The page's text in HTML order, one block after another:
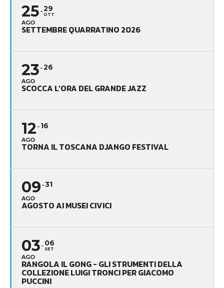
25
AGO
29
OTT
SETTEMBRE QUARRATINO 2026
23
AGO
26
SCOCCA L’ORA DEL GRANDE JAZZ
12
AGO
16
TORNA IL TOSCANA DJANGO FESTIVAL
09
AGO
31
AGOSTO AI MUSEI CIVICI
03
AGO
06
SET
RANGOLA IL GONG - GLI STRUMENTI DELLA
COLLEZIONE LUIGI TRONCI PER GIACOMO
PUCCINI